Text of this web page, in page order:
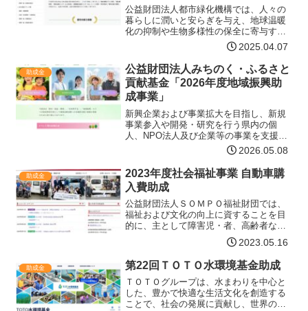
ール」募集
公益財団法人都市緑化機構では、人々の
暮らしに潤いと安らぎを与え、地球温暖
化の抑制や生物多様性の保全に寄与する
都市の緑化保全と緑化推進の普及啓発を
目的に、これまで実施して参りました
「緑の環境プラン大賞」「緑の都市賞」
「緑化技術コンクール (旧…【詳細はコチ
ラ】
2025.04.07
助成金
公益財団法人みちのく・ふるさと
貢献基金「2026年度地域振興助
成事業」
新興企業および事業拡大を目指し、新規
事業参入や開発・研究を行う県内の個
人、NPO法人及び企業等の事業を支援す
るために、必要な費用を助成します。※
申請にあたっては、事前エントリーが必
要です。助成対象者青森県内の個人、
NPO法人および企業等で助…【詳細はコ
チラ】
2026.05.08
助成金
2023年度社会福祉事業 自動車購
入費助成
公益財団法人ＳＯＭＰＯ福祉財団では、
福祉および文化の向上に資することを目
的に、主として障害児・者、高齢者など
を対象として活動するＮＰＯの支援、社
会福祉の学術文献表彰、学術研究・文化
活動の助成などを実施しています。「自
動車購入費助成」では、障…【詳細はコ
チラ】
2023.05.16
助成金 第22回ＴＯＴＯ水環境基金助成
ＴＯＴＯグループは、水まわりを中心と
した、豊かで快適な生活文化を創造する
ことで、社会の発展に貢献し、世界の